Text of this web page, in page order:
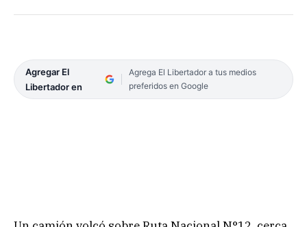
Agregar El
Libertador en
Agrega El Libertador a tus medios
preferidos en Google